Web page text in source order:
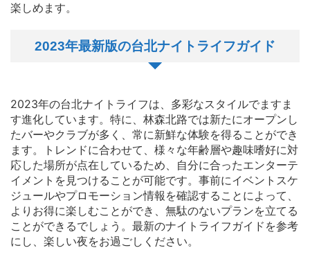
楽しめます。
2023年最新版の台北ナイトライフガイド
2023年の台北ナイトライフは、多彩なスタイルでますま
す進化しています。特に、林森北路では新たにオープンし
たバーやクラブが多く、常に新鮮な体験を得ることができ
ます。トレンドに合わせて、様々な年齢層や趣味嗜好に対
応した場所が点在しているため、自分に合ったエンターテ
イメントを見つけることが可能です。事前にイベントスケ
ジュールやプロモーション情報を確認することによって、
よりお得に楽しむことができ、無駄のないプランを立てる
ことができるでしょう。最新のナイトライフガイドを参考
にし、楽しい夜をお過ごしください。